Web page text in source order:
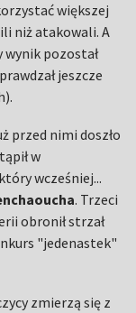
większej
niż atakowali. A
pozostał
jeszcze
przed nimi doszło
w
wcześniej...
. Trzeci
obronił strzał
"jedenastek"
zmierzą się z